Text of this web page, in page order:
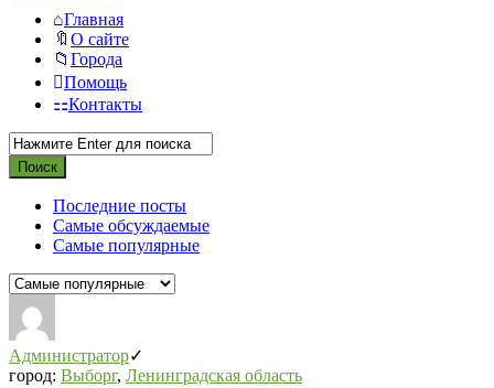
Главная
О сайте
Города
Помощь
Контакты
Последние посты
Самые обсуждаемые
Самые популярные
СВО
Списки
погибших
Администратор
город: Выборг, Ленинградская область